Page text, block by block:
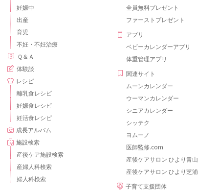
妊娠中
出産
育児
不妊・不妊治療
Ｑ＆Ａ
体験談
レシピ
離乳食レシピ
妊娠食レシピ
妊活食レシピ
成長アルバム
施設検索
産後ケア施設検索
産婦人科検索
婦人科検索
全員無料プレゼント
ファーストプレゼント
アプリ
ベビーカレンダーアプリ
体重管理アプリ
関連サイト
ムーンカレンダー
ウーマンカレンダー
シニアカレンダー
シッテク
ヨムーノ
医師監修.com
産後ケアサロン ひより青山
産後ケアサロン ひより芝浦
子育て支援団体